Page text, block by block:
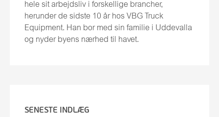
hele sit arbejdsliv i forskellige brancher,
herunder de sidste 10 år hos VBG Truck
Equipment. Han bor med sin familie i Uddevalla
og nyder byens nærhed til havet.
SENESTE INDLÆG